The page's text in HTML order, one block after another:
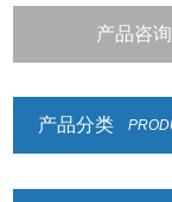
产品咨询
产品分类